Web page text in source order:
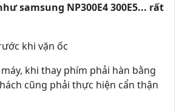
samsung NP300E4 300E5... rất
khi vặn ốc
khi thay phím phải hàn bằng
cũng phải thực hiện cẩn thận